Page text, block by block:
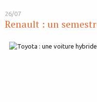
26/07
Renault : un